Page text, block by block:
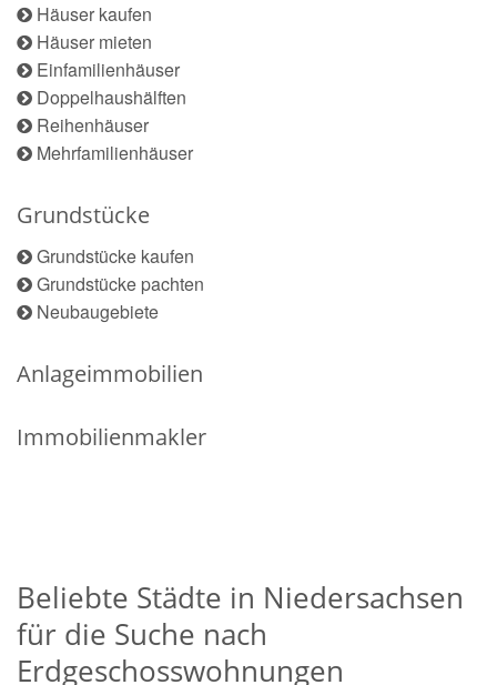
Häuser kaufen
Häuser mieten
Einfamilienhäuser
Doppelhaushälften
Reihenhäuser
Mehrfamilienhäuser
Grundstücke
Grundstücke kaufen
Grundstücke pachten
Neubaugebiete
Anlageimmobilien
Immobilienmakler
Beliebte Städte in Niedersachsen
für die Suche nach
Erdgeschosswohnungen